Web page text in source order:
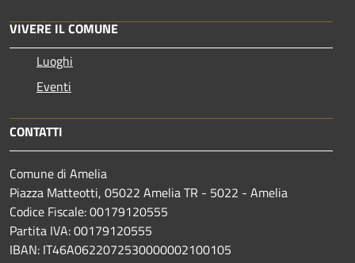
VIVERE IL COMUNE
Luoghi
Eventi
CONTATTI
Comune di Amelia
Piazza Matteotti, 05022 Amelia TR - 5022 - Amelia
Codice Fiscale: 00179120555
Partita IVA: 00179120555
IBAN: IT46A0622072530000002100105